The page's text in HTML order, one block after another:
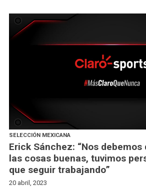
SELECCIÓN MEXICANA
Erick Sánchez: “Nos debemos
las cosas buenas, tuvimos
que seguir trabajando”
20 abril, 2023